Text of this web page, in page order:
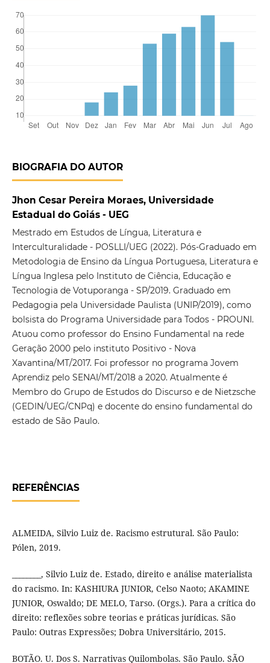
BIOGRAFIA DO AUTOR
Jhon Cesar Pereira Moraes, Universidade
Estadual do Goiás - UEG
Mestrado em Estudos de Língua, Literatura e
Interculturalidade - POSLLI/UEG (2022). Pós-Graduado em
Metodologia de Ensino da Língua Portuguesa, Literatura e
Língua Inglesa pelo Instituto de Ciência, Educação e
Tecnologia de Votuporanga - SP/2019. Graduado em
Pedagogia pela Universidade Paulista (UNIP/2019), como
bolsista do Programa Universidade para Todos - PROUNI.
Atuou como professor do Ensino Fundamental na rede
Geração 2000 pelo instituto Positivo - Nova
Xavantina/MT/2017. Foi professor no programa Jovem
Aprendiz pelo SENAI/MT/2018 a 2020. Atualmente é
Membro do Grupo de Estudos do Discurso e de Nietzsche
(GEDIN/UEG/CNPq) e docente do ensino fundamental do
estado de São Paulo.
REFERÊNCIAS
ALMEIDA, Silvio Luiz de. Racismo estrutural. São Paulo:
Pólen, 2019.
________, Silvio Luiz de. Estado, direito e análise materialista
do racismo. In: KASHIURA JUNIOR, Celso Naoto; AKAMINE
JUNIOR, Oswaldo; DE MELO, Tarso. (Orgs.). Para a crítica do
direito: reflexões sobre teorias e práticas jurídicas. São
Paulo: Outras Expressões; Dobra Universitário, 2015.
BOTÃO. U. Dos S. Narrativas Quilombolas. São Paulo. SÃO